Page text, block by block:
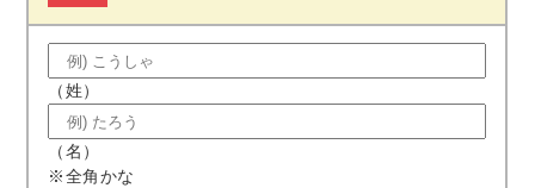
（姓）
（名）
※全角かな